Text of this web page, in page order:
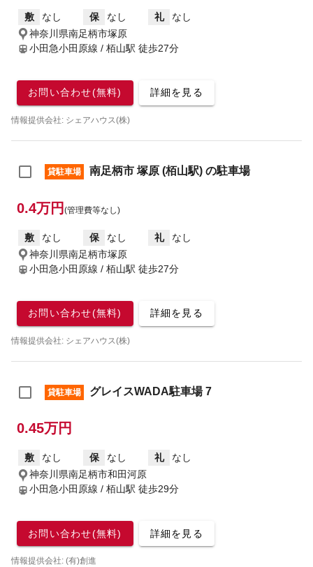
敷 なし 保 なし 礼
なし
神奈川県南足柄市塚原
小田急小田原線 / 栢山駅 徒歩27分
お問い合わせ(無料) 詳細を見る
情報提供会社: シェアハウス(株)
貸駐車場 南足柄市 塚原 (栢山駅) の駐車場
0.4万円 (管理費等なし)
敷 なし 保 なし 礼
なし
神奈川県南足柄市塚原
小田急小田原線 / 栢山駅 徒歩27分
お問い合わせ(無料) 詳細を見る
情報提供会社: シェアハウス(株)
貸駐車場 グレイスWADA駐車場 7
0.45万円
敷 なし 保 なし 礼
なし
神奈川県南足柄市和田河原
小田急小田原線 / 栢山駅 徒歩29分
お問い合わせ(無料) 詳細を見る
情報提供会社: (有)創進